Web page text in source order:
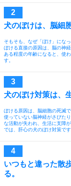
犬のぼけは、脳細
そもそも、なぜ「ぼけ」にな
ぼける直接の原因は、脳の神
ある程度の年齢になると、使
す。
犬のぼけ対策は、
ぼける原因は、脳細胞の死滅で
使っていない脳神経がさびた
な活動が失われ、生活に支障が
では、肝心の犬のぼけ対策で
いつもと違った散
る。